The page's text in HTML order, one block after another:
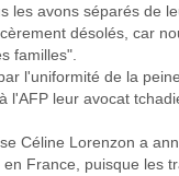
les avons séparés de
désolés, car
familles".
l'uniformité de la
l'AFP leur avocat
Céline Lorenzon a
France, puisque les